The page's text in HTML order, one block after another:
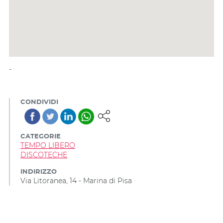
-
CONDIVIDI
CATEGORIE
TEMPO LIBERO
DISCOTECHE
INDIRIZZO
Via Litoranea, 14 - Marina di Pisa